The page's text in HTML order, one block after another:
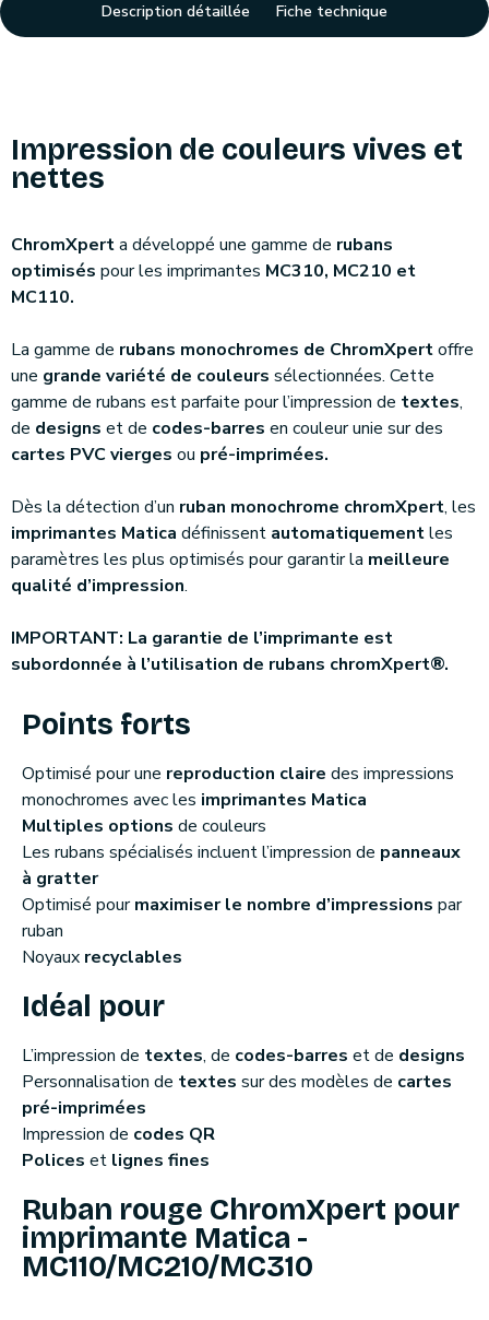
Description détaillée Fiche technique
Impression de couleurs vives et
nettes
ChromXperta développé une gamme de rubans
optimisés pour les imprimantes MC310, MC210 et
MC110.
La gamme de rubans monochromes de ChromXpertoffre
une grande variété de couleurs sélectionnées. Cette
gamme de rubans est parfaite pour l’impression de textes,
de designs et de codes-barres en couleur unie sur des
cartes PVC vierges ou pré-imprimées.
Dès la détection d’un ruban monochrome chromXpert, les
imprimantes Matica définissent automatiquementles
paramètres les plus optimisés pour garantir la meilleure
qualité d’impression.
IMPORTANT: La garantie de l’imprimante est
subordonnée à l’utilisation de rubans chromXpert®.
Points forts
Optimisé pour une reproduction claire des impressions
monochromes avec les imprimantes Matica
Multiples options de couleurs
Les rubans spécialisés incluent l’impression de panneaux
à gratter
Optimisé pourmaximiser le nombre d’impressions par
ruban
Noyaux recyclables
Idéal pour
L’impression de textes, de codes-barres et de designs
Personnalisation de textes sur des modèles de cartes
pré-imprimées
Impression de codes QR
Polices et lignes fines
Ruban rouge ChromXpert pour
imprimante Matica -
MC110/MC210/MC310